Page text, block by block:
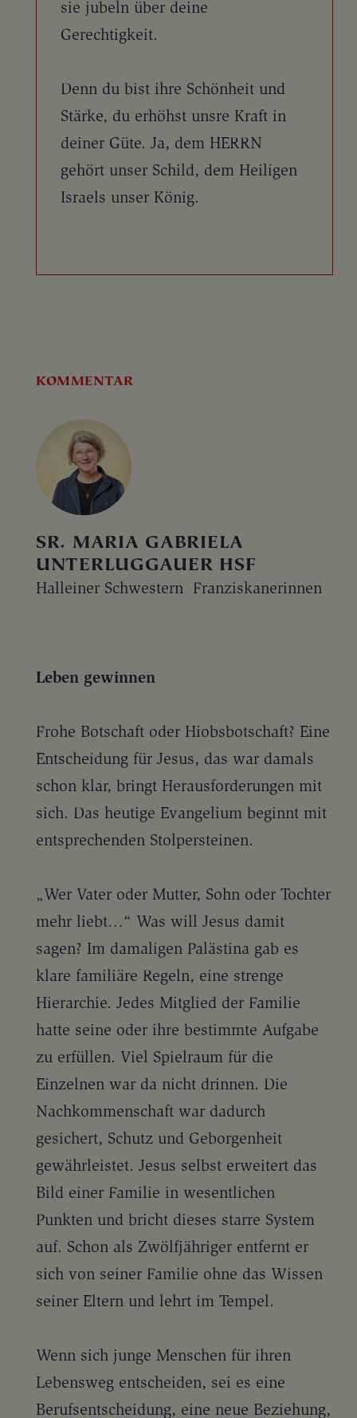
sie jubeln über deine
Gerechtigkeit.
Denn du bist ihre Schönheit und
Stärke, du erhöhst unsre Kraft in
deiner Güte. Ja, dem HERRN
gehört unser Schild, dem Heiligen
Israels unser König.
KOMMENTAR
SR. MARIA GABRIELA
UNTERLUGGAUER HSF
Halleiner Schwestern Franziskanerinnen
Leben gewinnen
Frohe Botschaft oder Hiobsbotschaft? Eine
Entscheidung für Jesus, das war damals
schon klar, bringt Herausforderungen mit
sich. Das heutige Evangelium beginnt mit
entsprechenden Stolpersteinen.
„Wer Vater oder Mutter, Sohn oder Tochter
mehr liebt…“ Was will Jesus damit
sagen? Im damaligen Palästina gab es
klare familiäre Regeln, eine strenge
Hierarchie. Jedes Mitglied der Familie
hatte seine oder ihre bestimmte Aufgabe
zu erfüllen. Viel Spielraum für die
Einzelnen war da nicht drinnen. Die
Nachkommenschaft war dadurch
gesichert, Schutz und Geborgenheit
gewährleistet. Jesus selbst erweitert das
Bild einer Familie in wesentlichen
Punkten und bricht dieses starre System
auf. Schon als Zwölfjähriger entfernt er
sich von seiner Familie ohne das Wissen
seiner Eltern und lehrt im Tempel.
Wenn sich junge Menschen für ihren
Lebensweg entscheiden, sei es eine
Berufsentscheidung, eine neue Beziehung,